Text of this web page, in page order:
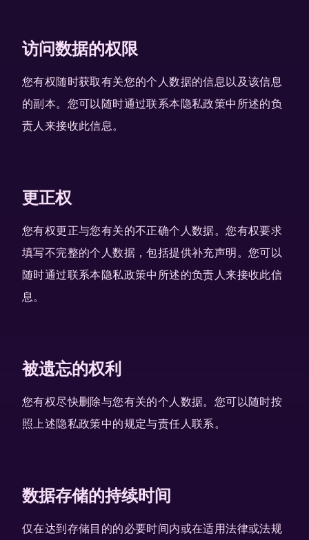
访问数据的权限
您有权随时获取有关您的个人数据的信息以及该信息
的副本。您可以随时通过联系本隐私政策中所述的负
责人来接收此信息。
更正权
您有权更正与您有关的不正确个人数据。您有权要求
填写不完整的个人数据，包括提供补充声明。您可以
随时通过联系本隐私政策中所述的负责人来接收此信
息。
被遗忘的权利
您有权尽快删除与您有关的个人数据。您可以随时按
照上述隐私政策中的规定与责任人联系。
数据存储的持续时间
仅在达到存储目的的必要时间内或在适用法律或法规